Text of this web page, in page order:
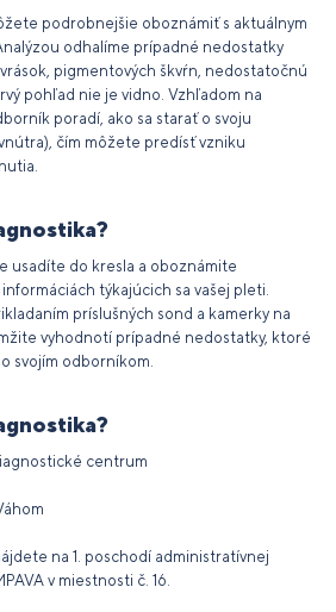
podrobnejšie oboznámiť s aktuálnym
odhalíme prípadné nedostatky
pigmentových škvŕn, nedostatočnú
pohľad nie je vidno. Vzhľadom na
poradí, ako sa starať o svoju
čím môžete predísť vzniku
usadíte do kresla a oboznámite
týkajúcich sa vašej pleti.
príslušných sond a kamerky na
vyhodnotí prípadné nedostatky, ktoré
svojím odborníkom.
centrum
na 1. poschodí administratívnej
v miestnosti č. 16.